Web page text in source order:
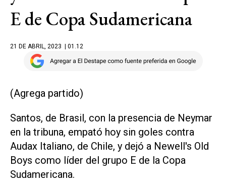
E de Copa Sudamericana
21 DE ABRIL, 2023 | 01.12
(Agrega partido)
Santos, de Brasil, con la presencia de Neymar
en la tribuna, empató hoy sin goles contra
Audax Italiano, de Chile, y dejó a Newell's Old
Boys como líder del grupo E de la Copa
Sudamericana.